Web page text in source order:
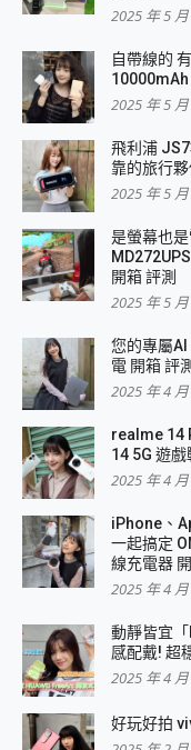
2025 年 5
自帶線的
10000mAh
2025 年 5
飛利浦
靠的旅行
2025 年 5
是螢幕也
開箱 評測
2025 年 5
您的專屬
電 開箱 評測
2025 年 4
realme 14
14 5G 遊
2025 年 4
iPhone、
一起搞定
線充電器
2025 年 4
動靜皆宜
感配戴! 超
2025 年 4
好玩好拍